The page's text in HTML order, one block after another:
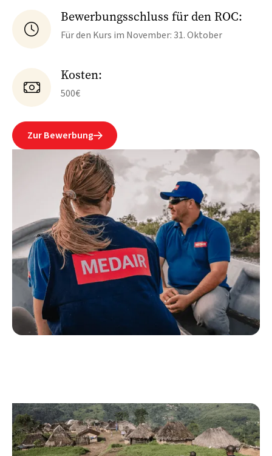

Bewerbungsschluss für den ROC:
Für den Kurs im November: 31. Oktober

Kosten:
500€
Zur Bewerbung